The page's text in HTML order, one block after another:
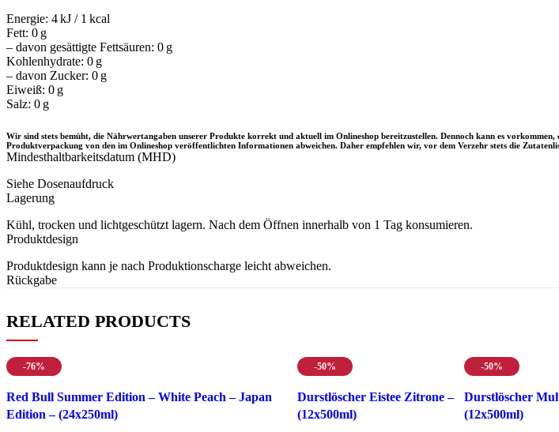
Energie: 4 kJ / 1 kcal
Fett: 0 g
– davon gesättigte Fettsäuren: 0 g
Kohlenhydrate: 0 g
– davon Zucker: 0 g
Eiweiß: 0 g
Salz: 0 g
Wir sind stets bemüht, die Nährwertangaben unserer Produkte korrekt und aktuell im Onlineshop bereitzustellen. Dennoch kann es
Produktverpackung von den im Onlineshop veröffentlichten Informationen abweichen. Daher empfehlen wir, vor dem Verzehr stets die
Mindesthaltbarkeitsdatum (MHD)
Siehe Dosenaufdruck
Lagerung
Kühl, trocken und lichtgeschützt lagern. Nach dem Öffnen innerhalb von 1 Tag konsumieren.
Produktdesign
Produktdesign kann je nach Produktionscharge leicht abweichen.
Rückgabe
RELATED PRODUCTS
-76%
Red Bull Summer Edition – White Peach – Japan
Edition – (24x250ml)
-50%
Durstlöscher Eistee Zitrone –
(12x500ml)
-50%
Durstlöscher
(12x500ml)